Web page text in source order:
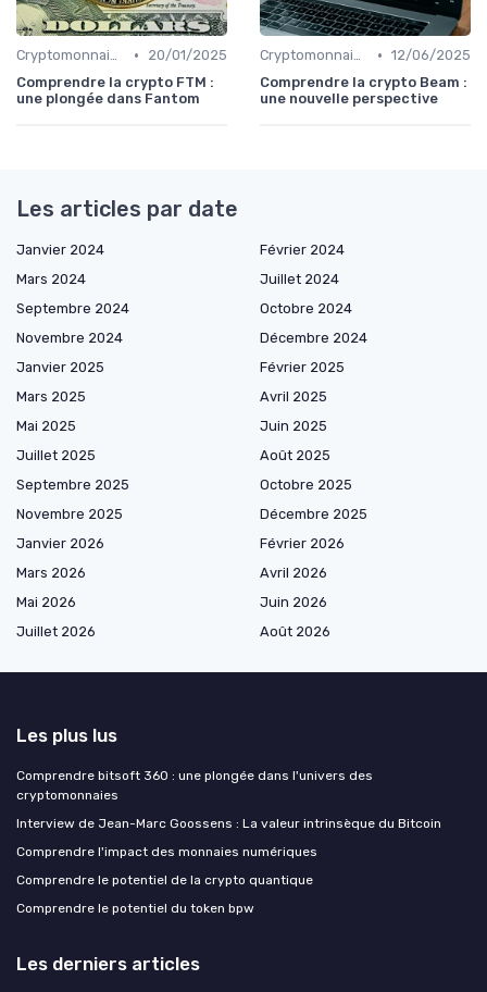
Cryptomonnaies populaires •
20/01/2025
Comprendre la crypto FTM :
une plongée dans Fantom
Cryptomonnaies populaires • 12/06/2025
Comprendre la crypto Beam :
une nouvelle perspective
Les articles par date
Janvier 2024
Février 2024
Mars 2024
Juillet 2024
Septembre 2024
Octobre 2024
Novembre 2024
Décembre 2024
Janvier 2025
Février 2025
Mars 2025
Avril 2025
Mai 2025
Juin 2025
Juillet 2025
Août 2025
Septembre 2025
Octobre 2025
Novembre 2025
Décembre 2025
Janvier 2026
Février 2026
Mars 2026
Avril 2026
Mai 2026
Juin 2026
Juillet 2026
Août 2026
Les plus lus
Comprendre bitsoft 360 : une plongée dans l'univers des
cryptomonnaies
Interview de Jean-Marc Goossens : La valeur intrinsèque du Bitcoin
Comprendre l'impact des monnaies numériques
Comprendre le potentiel de la crypto quantique
Comprendre le potentiel du token bpw
Les derniers articles